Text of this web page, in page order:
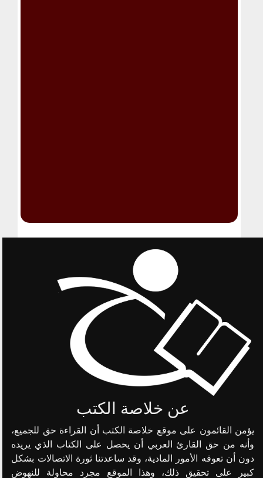
عن خلاصة الكتب
يؤمن القائمون على موقع خلاصة الكتب أن القراءة حق للجميع،
وأنه من حق القارئ العربي أن يحصل على الكتاب الذي يريده
دون أن تعوقه الأمور المادية، وقد ساعدتنا ثورة الاتصالات بشكل
كبير على تحقيق ذلك، وهذا الموقع مجرد محاولة للنهوض